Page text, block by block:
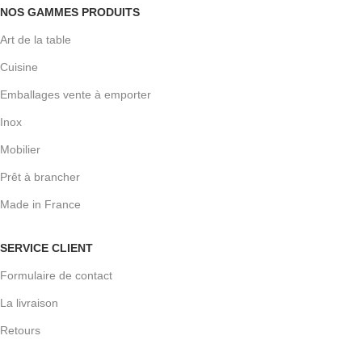
NOS GAMMES PRODUITS
Art de la table
Cuisine
Emballages vente à emporter
Inox
Mobilier
Prêt à brancher
Made in France
SERVICE CLIENT
Formulaire de contact
La livraison
Retours